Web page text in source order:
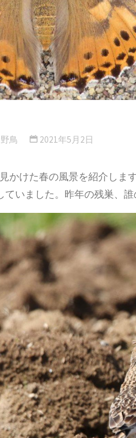
野鳥 2021年5月2日
かけた春の風景を紹介し
いました。昨年の残巣、